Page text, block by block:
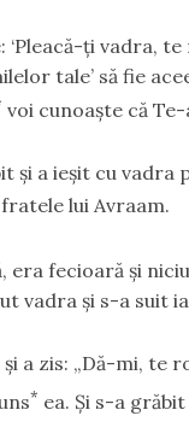
ţi vadra, te
tale’ să fie
voi cunoaşte că
şi a ieşit cu vadra
lui Avraam.
fecioară şi
vadra şi s-a suit
a zis: „Dă-mi, te
* ea. Şi s-a